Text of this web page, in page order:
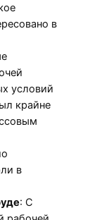
в
условий
крайне
в
: С